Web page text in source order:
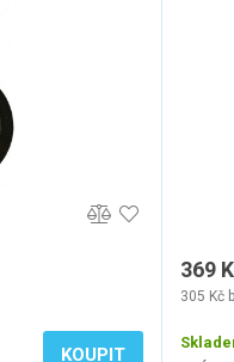
KOUPIT
369
305 Kč